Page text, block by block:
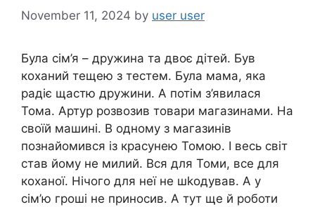
November 11, 2024 by user user
Була сім’я – дружина та двоє дітей. Був
коханий тещею з тестем. Була мама, яка
радіє щастю дружини. А потім з’явилася
Тома. Артур розвозив товари магазинами. На
своїй машині. В одному з магазинів
познайомився із красунею Томою. І весь світ
став йому не милий. Вся для Томи, все для
коханої. Нічого для неї не шkодував. А у
сім’ю гроші не приносив. А тут ще й роботи